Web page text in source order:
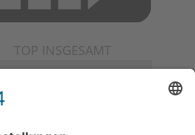
TOP INSGESAMT